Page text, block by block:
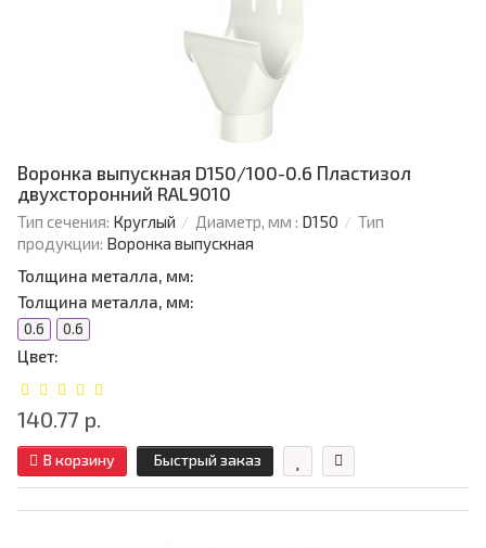
Воронка выпускная D150/100-0.6 Пластизол
двухсторонний RAL9010
Тип сечения: Круглый Диаметр, мм : D150
Тип
продукции: Воронка выпускная
Толщина металла, мм:
Толщина металла, мм:
0.6 0.6
Цвет:
140.77 р.
В корзину Быстрый заказ